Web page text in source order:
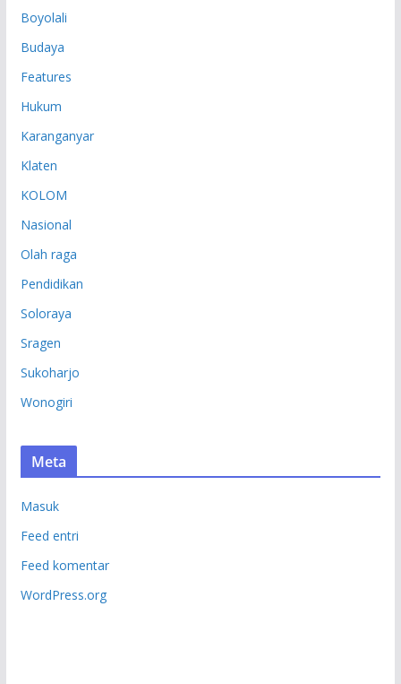
Boyolali
Budaya
Features
Hukum
Karanganyar
Klaten
KOLOM
Nasional
Olah raga
Pendidikan
Soloraya
Sragen
Sukoharjo
Wonogiri
Meta
Masuk
Feed entri
Feed komentar
WordPress.org